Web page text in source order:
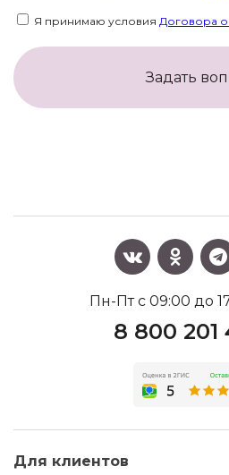
Я принимаю условия Договора
Задать
Пн-Пт с 09:00 до
8 800 201
Для клиентов